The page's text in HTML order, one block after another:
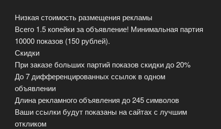
Низкая стоимость размещения рекламы
Всего 1.5 копейки за объявление! Минимальная партия
10000 показов (150 рублей).
Скидки
При заказе больших партий показов скидки до 20%
До 7 дифференцированных ссылок в одном
объявлении
Длина рекламного объявления до 245 символов
Ваши ссылки будут показаны на сайтах с лучшим
откликом